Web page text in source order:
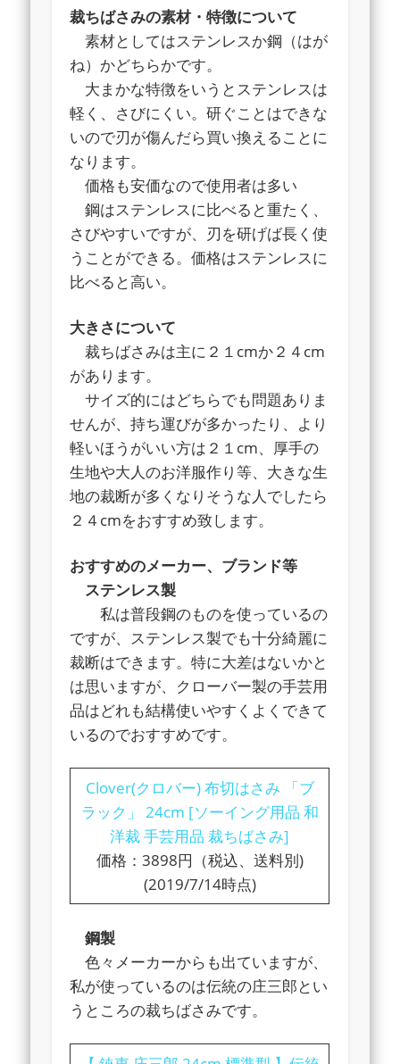
裁ちばさみの素材・特徴について
素材としてはステンレスか鋼（はが
ね）かどちらかです。
大まかな特徴をいうとステンレスは
軽く、さびにくい。研ぐことはできな
いので刃が傷んだら買い換えることに
なります。
価格も安価なので使用者は多い
鋼はステンレスに比べると重たく、
さびやすいですが、刃を研げば長く使
うことができる。価格はステンレスに
比べると高い。
大きさについて
裁ちばさみは主に２１cmか２４cm
があります。
サイズ的にはどちらでも問題ありま
せんが、持ち運びが多かったり、より
軽いほうがいい方は２１cm、厚手の
生地や大人のお洋服作り等、大きな生
地の裁断が多くなりそうな人でしたら
２４cmをおすすめ致します。
おすすめのメーカー、ブランド等
ステンレス製
私は普段鋼のものを使っているの
ですが、ステンレス製でも十分綺麗に
裁断はできます。特に大差はないかと
は思いますが、クローバー製の手芸用
品はどれも結構使いやすくよくできて
いるのでおすすめです。
Clover(クロバー) 布切はさみ 「ブ
ラック」 24cm [ソーイング用品 和
洋裁 手芸用品 裁ちばさみ]
価格：3898円（税込、送料別)
(2019/7/14時点)
鋼製
色々メーカーからも出ていますが、
私が使っているのは伝統の庄三郎とい
うところの裁ちばさみです。